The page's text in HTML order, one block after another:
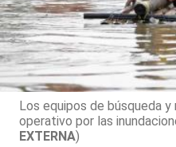
Los equipos de búsqueda
operativo por las
EXTERNA)